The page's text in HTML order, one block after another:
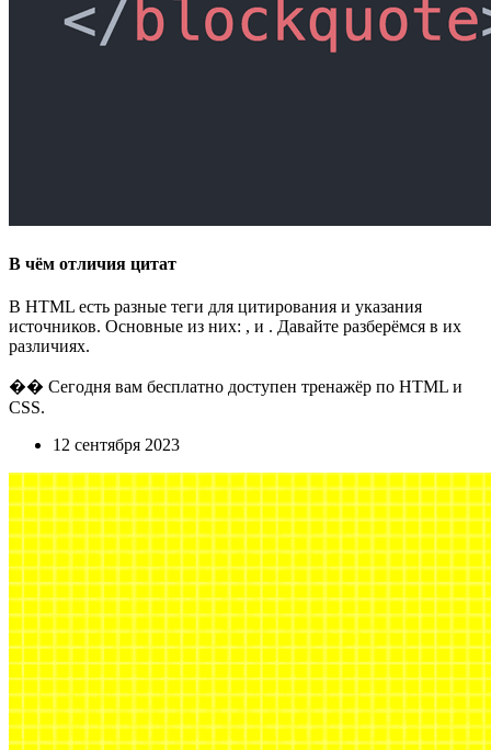
В чём отличия цитат
В HTML есть разные теги для цитирования и указания
источников. Основные из них: , и . Давайте разберёмся в их
различиях.
�� Сегодня вам бесплатно доступен тренажёр по HTML и
CSS.
12 сентября 2023